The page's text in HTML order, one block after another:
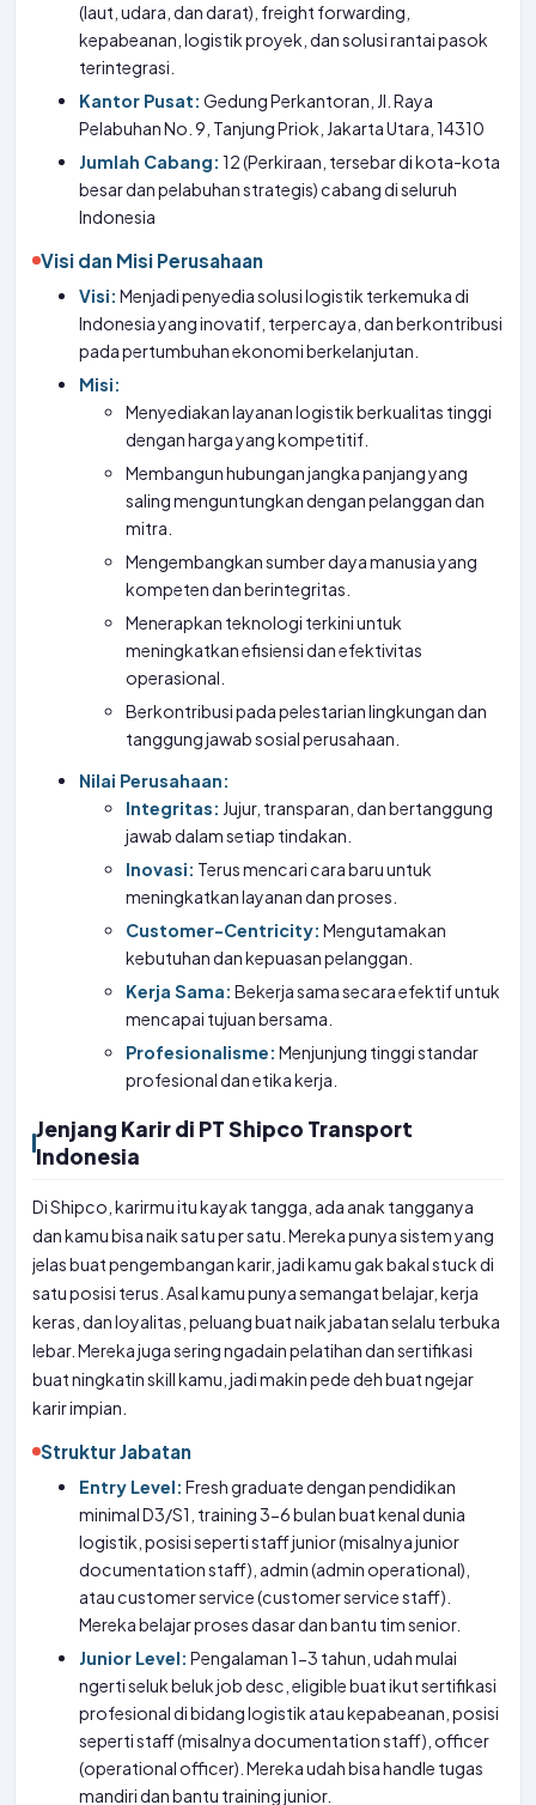
(laut, udara, dan darat), freight forwarding,
kepabeanan, logistik proyek, dan solusi rantai pasok
terintegrasi.
Kantor Pusat: Gedung Perkantoran, Jl. Raya
Pelabuhan No. 9, Tanjung Priok, Jakarta Utara, 14310
Jumlah Cabang: 12 (Perkiraan, tersebar di kota-kota
besar dan pelabuhan strategis) cabang di seluruh
Indonesia
Visi dan Misi Perusahaan
Visi: Menjadi penyedia solusi logistik terkemuka di
Indonesia yang inovatif, terpercaya, dan berkontribusi
pada pertumbuhan ekonomi berkelanjutan.
Misi:
Menyediakan layanan logistik berkualitas tinggi
dengan harga yang kompetitif.
Membangun hubungan jangka panjang yang
saling menguntungkan dengan pelanggan dan
mitra.
Mengembangkan sumber daya manusia yang
kompeten dan berintegritas.
Menerapkan teknologi terkini untuk
meningkatkan efisiensi dan efektivitas
operasional.
Berkontribusi pada pelestarian lingkungan dan
tanggung jawab sosial perusahaan.
Nilai Perusahaan:
Integritas: Jujur, transparan, dan bertanggung
jawab dalam setiap tindakan.
Inovasi: Terus mencari cara baru untuk
meningkatkan layanan dan proses.
Customer-Centricity: Mengutamakan
kebutuhan dan kepuasan pelanggan.
Kerja Sama: Bekerja sama secara efektif untuk
mencapai tujuan bersama.
Profesionalisme: Menjunjung tinggi standar
profesional dan etika kerja.
Jenjang Karir di PT Shipco Transport
Indonesia
Di Shipco, karirmu itu kayak tangga, ada anak tangganya
dan kamu bisa naik satu per satu. Mereka punya sistem yang
jelas buat pengembangan karir, jadi kamu gak bakal stuck di
satu posisi terus. Asal kamu punya semangat belajar, kerja
keras, dan loyalitas, peluang buat naik jabatan selalu terbuka
lebar. Mereka juga sering ngadain pelatihan dan sertifikasi
buat ningkatin skill kamu, jadi makin pede deh buat ngejar
karir impian.
Struktur Jabatan
Entry Level: Fresh graduate dengan pendidikan
minimal D3/S1, training 3-6 bulan buat kenal dunia
logistik, posisi seperti staff junior (misalnya junior
documentation staff), admin (admin operational),
atau customer service (customer service staff).
Mereka belajar proses dasar dan bantu tim senior.
Junior Level: Pengalaman 1-3 tahun, udah mulai
ngerti seluk beluk job desc, eligible buat ikut sertifikasi
profesional di bidang logistik atau kepabeanan, posisi
seperti staff (misalnya documentation staff), officer
(operational officer). Mereka udah bisa handle tugas
mandiri dan bantu training junior.